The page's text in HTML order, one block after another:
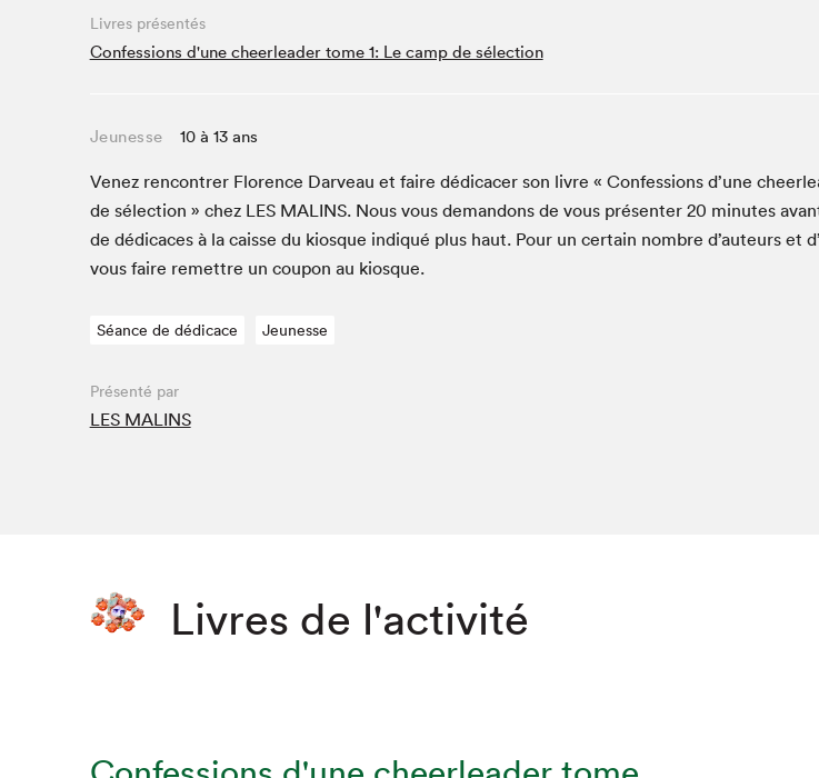
Café La Presse
Espace Côte-des-Neiges
La lecture en cadeau
Le grand jeu de lecture à voix haute du Salon du livre
de Montréal
Le Salon dans ta classe
Lettres québécoises au Salon
Liseur Public
Louisiane enracinée et branchée
Matinées scolaires Hydro-
Mur des illustrateur·rice·s
Livres présentés
Confessions d'une cheerleader tome 1: Le camp de sélection
Jeunesse 10 à 13 ans
Venez ren­con­tr­er Flo­rence Darveau et faire dédi­cac­er son livre « Con­fes­sions d’une
de sélec­tion » chez LES MALINS. Nous vous deman­dons de vous présen­ter 20 min­utes
de dédi­caces à la caisse du kiosque indiqué plus haut. Pour un cer­tain nom­bre d’auteurs et
vous faire remet­tre un coupon au kiosque.
Séance de dédicace Jeunesse
Présenté par
LES MALINS
Livres de l'activité